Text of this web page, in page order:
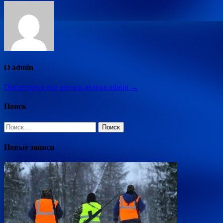
О admin
Посмотреть все записи автора admin →
Поиск
Найти:
Новые записи